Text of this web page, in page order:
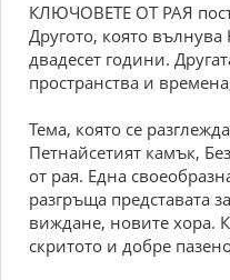
КЛЮЧОВЕТЕ ОТ РАЯ
Другото, която
двадесет години.
пространства и
Тема, която се
Петнайсетият камък,
от рая. Една
разгръща представата
виждане, новите хора.
скритото и добре